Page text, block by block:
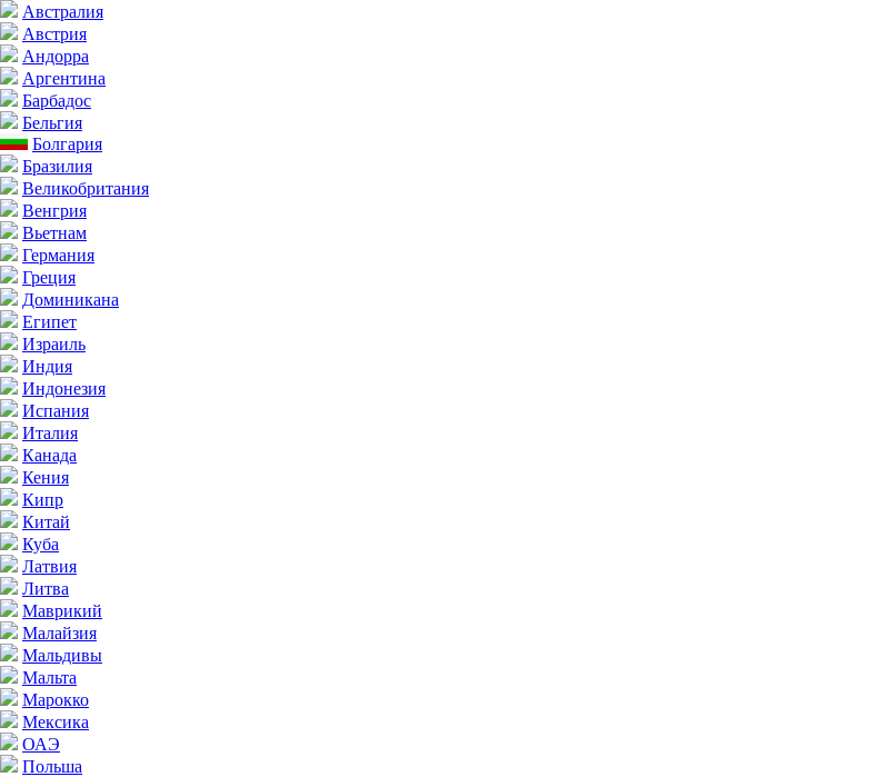
Австралия
Австрия
Андорра
Аргентина
Барбадос
Бельгия
Болгария
Бразилия
Великобритания
Венгрия
Вьетнам
Германия
Греция
Доминикана
Египет
Израиль
Индия
Индонезия
Испания
Италия
Канада
Кения
Кипр
Китай
Куба
Латвия
Литва
Маврикий
Малайзия
Мальдивы
Мальта
Марокко
Мексика
ОАЭ
Польша